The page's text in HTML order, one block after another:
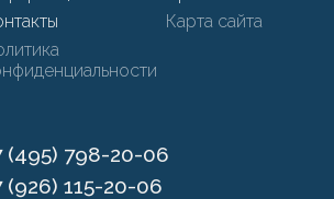
Карта сайта
(495) 798-20-06
(926) 115-20-06